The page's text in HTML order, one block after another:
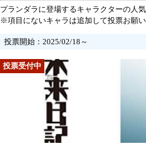
プランダラに登場するキャラクターの人
※項目にないキャラは追加して投票お願
投票開始：2025/02/18～